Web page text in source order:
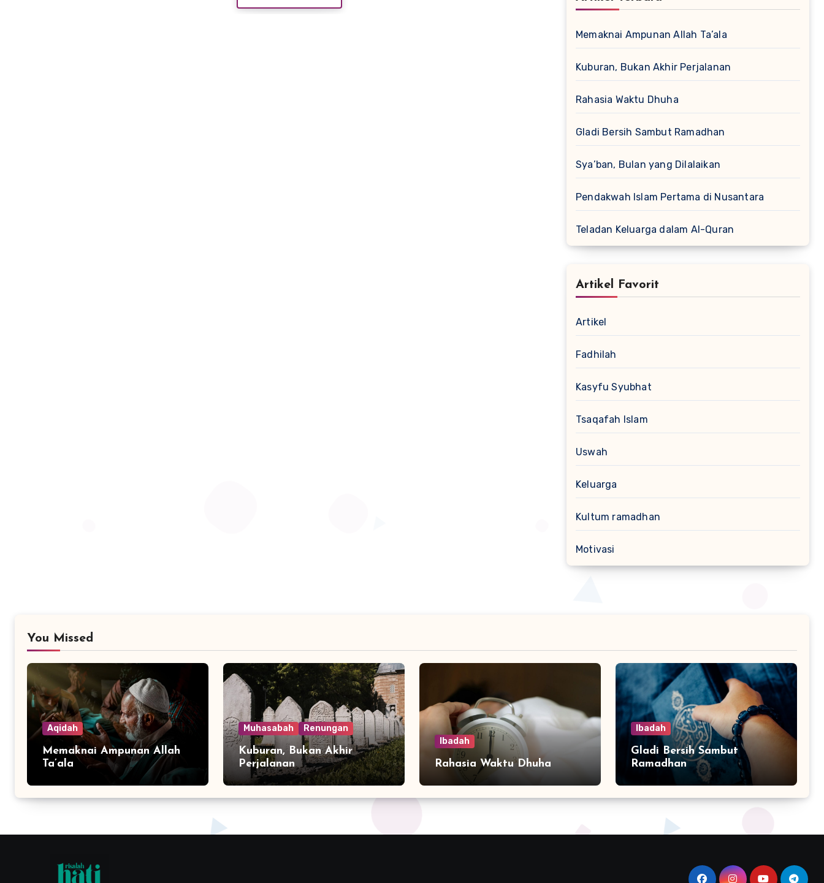
Memaknai Ampunan Allah Ta’ala
Kuburan, Bukan Akhir Perjalanan
Rahasia Waktu Dhuha
Gladi Bersih Sambut Ramadhan
Sya’ban, Bulan yang Dilalaikan
Pendakwah Islam Pertama di Nusantara
Teladan Keluarga dalam Al-Quran
Artikel Favorit
Artikel
Fadhilah
Kasyfu Syubhat
Tsaqafah Islam
Uswah
Keluarga
Kultum ramadhan
Motivasi
You Missed
Aqidah
Memaknai Ampunan Allah
Ta’ala
Muhasabah Renungan
Kuburan, Bukan Akhir
Perjalanan
Ibadah
Rahasia Waktu Dhuha
Ibadah
Gladi Bersih Sambut
Ramadhan